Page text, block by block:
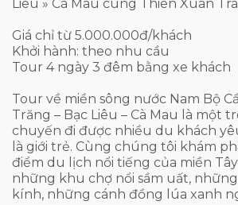
Liêu » Cà Mau cùng Thiên Xuân
Giá chỉ từ 5.000.000đ/khách
Khởi hành: theo nhu cầu
Tour 4 ngày 3 đêm bằng xe khách
Tour về miền sông nước Nam Bộ
Trăng – Bạc Liêu – Cà Mau là một
chuyến đi được nhiều du khách
là giới trẻ. Cùng chúng tôi khám
điểm du lịch nổi tiếng của miền
những khu chợ nổi sầm uất,
kính, những cánh đồng lúa xanh